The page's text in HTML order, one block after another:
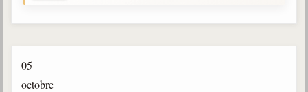
1910-2002
05
octobre